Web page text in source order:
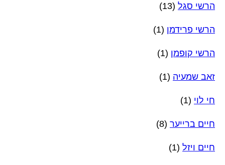
הרשי סגל (13)
הרשי פרידמן (1)
הרשי קופמן (1)
זאב שמעיה (1)
חי לוי (1)
חיים ברייער (8)
חיים ויזל (1)